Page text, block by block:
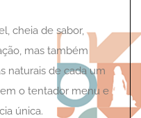
cheia de sabor,
mas também
naturais de cada um
o tentador menu e
única.